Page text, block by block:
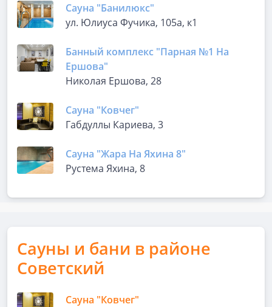
Сауна "Банилюкс"
ул. Юлиуса Фучика, 105а, к1
Банный комплекс "Парная №1 На
Ершова"
Николая Ершова, 28
Сауна "Ковчег"
Габдуллы Кариева, 3
Сауна "Жара На Яхина 8"
​Рустема Яхина, 8
Сауны и бани в районе
Советский
Сауна "Ковчег"